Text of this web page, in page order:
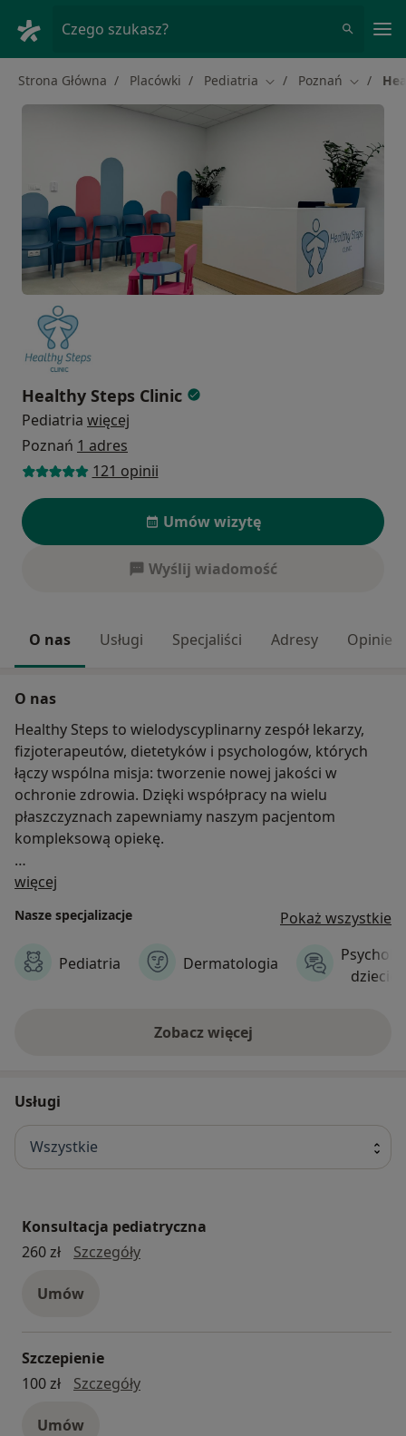
Czego szukasz?
Strona Główna Placówki Pediatria Zmień miasto
Poznań Zmień
Healthy Steps Clinic
Pediatria więcej
Poznań 1 adres
121 opinii
Umów wizytę
Wyślij wiadomość
O nas Usługi Specjaliści Adresy Opinie
O nas
Healthy Steps to wielodyscyplinarny zespół lekarzy,
fizjoterapeutów, dietetyków i psychologów, których
łączy wspólna misja: tworzenie nowej jakości w
ochronie zdrowia. Dzięki współpracy na wielu
płaszczyznach zapewniamy naszym pacjentom
kompleksową opiekę.
Przygotowujemy całe rodziny do wyjazdów w ramach
Otaczamy dzieci troskliwą opieką medyczną od
pierwszego dnia życia.
więcej
Nasze specjalizacje Pokaż wszystkie
Pediatria Dermatologia
Zobacz więcej
Usługi
Wszystkie
Konsultacja pediatryczna
260 zł
Szczegółykonsultacja pediatryczna
Umów
Szczepienie
100 zł
SzczegółySzczepienie
Umów